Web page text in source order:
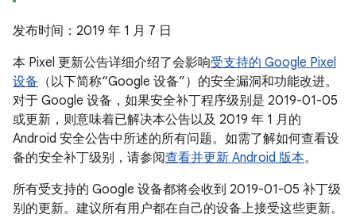
发布时间：2019 年 1 月 7 日
本 Pixel 更新公告详细介绍了会影响受支持的 Google Pixel
设备 （以下简称“Google 设备”）的安全漏洞和功能改进。
对于 Google 设备，如果安全补丁程序级别是 2019-01-05
或更新，则意味着已解决本公告以及 2019 年 1 月的
Android 安全公告中所述的所有问题。如需了解如何查看设
备的安全补丁级别，请参阅查看并更新 Android 版本。
所有受支持的 Google 设备都将会收到 2019-01-05 补丁级
别的更新。建议所有用户都在自己的设备上接受这些更新。